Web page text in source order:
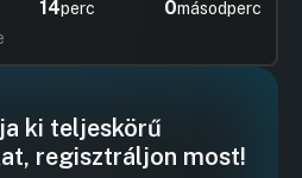
13perc 58másodperc
ki teljeskörű
regisztráljon most!